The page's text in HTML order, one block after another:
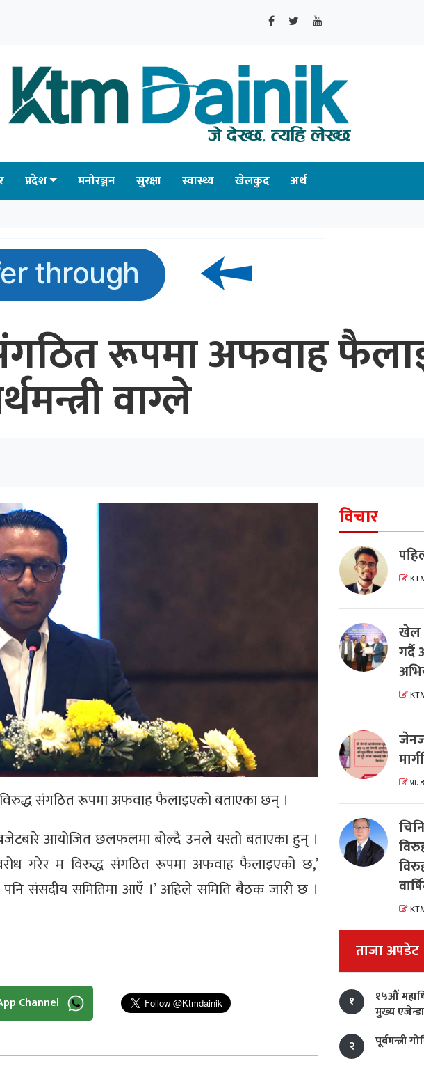
प्रदेश मनोरञ्जन सुरक्षा स्वास्थ्य खेलकुद अर्थ
रूपमा अफवाह
वाग्ले
विरुद्ध संगठित रूपमा अफवाह फैलाइएको बताएका छन् ।
बजेटबारे आयोजित छलफलमा बोल्दै उनले यस्तो बताएका हुन् ।
गरेर म विरुद्ध संगठित रूपमा अफवाह फैलाइएको छ,’
संसदीय समितिमा आएँ ।’ अहिले समिति बैठक जारी छ ।
Channel
विचार
खेल
ताजा अपडेट
१
१५औं
मुख्य एजेन्डा
२
पूर्वमन्त्री